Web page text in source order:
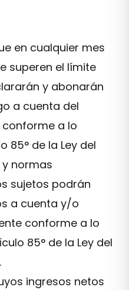
en cualquier mes
superen el límite
y abonarán
a cuenta del
conforme a lo
85° de la Ley del
normas
sujetos podrán
a cuenta y/o
conforme a lo
85° de la Ley del
ingresos netos